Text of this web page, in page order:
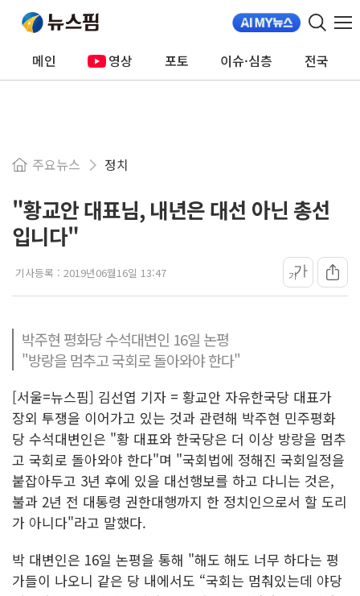
메인 영상 포토 이슈·심층 전국
주요뉴스 정치
"황교안 대표님, 내년은 대선 아닌 총선
입니다"
기사등록 : 2019년06월16일 13:47 가가
박주현 평화당 수석대변인 16일 논평
"방랑을 멈추고 국회로 돌아와야 한다"
[서울=뉴스핌] 김선엽 기자 = 황교안 자유한국당 대표가
장외 투쟁을 이어가고 있는 것과 관련해 박주현 민주평화
당 수석대변인은 "황 대표와 한국당은 더 이상 방랑을 멈추
고 국회로 돌아와야 한다"며 "국회법에 정해진 국회일정을
붙잡아두고 3년 후에 있을 대선행보를 하고 다니는 것은,
불과 2년 전 대통령 권한대행까지 한 정치인으로서 할 도리
가 아니다"라고 말했다.
박 대변인은 16일 논평을 통해 "해도 해도 너무 하다는 평
가들이 나오니 같은 당 내에서도 “국회는 멈춰있는데 야당